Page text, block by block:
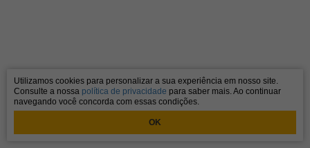
Utilizamos cookies para personalizar a sua experiência em nosso site.
Consulte a nossa política de privacidade para saber mais. Ao continuar
navegando você concorda com essas condições.
OK